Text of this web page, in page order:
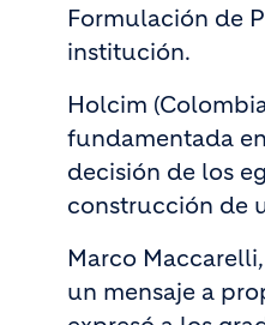
Formulación de
institución.
Holcim
fundamentada
decisión de los
construcción de
Marco
un mensaje a